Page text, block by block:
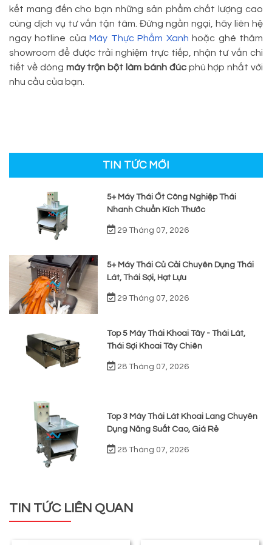
kết mang đến cho bạn những sản phẩm chất lượng cao
cùng dịch vụ tư vấn tận tâm. Đừng ngần ngại, hãy liên hệ
ngay hotline của Máy Thực Phẩm Xanh hoặc ghé thăm
showroom để được trải nghiệm trực tiếp, nhận tư vấn chi
tiết về dòng máy trộn bột làm bánh đúcphù hợp nhất với
nhu cầu của bạn.
TIN TỨC MỚI
5+ Máy Thái Ớt Công Nghiệp Thái
Nhanh Chuẩn Kích Thước
29 Tháng 07, 2026
5+ Máy Thái Củ Cải Chuyên Dụng Thái
Lát, Thái Sợi, Hạt Lựu
29 Tháng 07, 2026
Top 5 Máy Thái Khoai Tây - Thái Lát,
Thái Sợi Khoai Tây Chiên
28 Tháng 07, 2026
Top 3 Máy Thái Lát Khoai Lang Chuyên
Dụng Năng Suất Cao, Giá Rẻ
28 Tháng 07, 2026
TIN TỨC LIÊN QUAN